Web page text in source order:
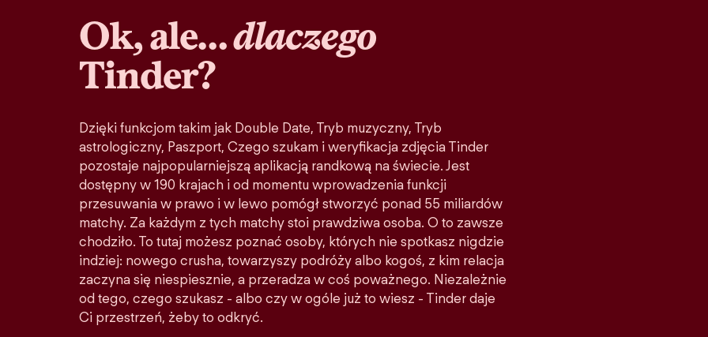
Ok, ale…dlaczego
Tinder?
Dzięki funkcjom takim jak Double Date, Tryb muzyczny, Tryb
astrologiczny, Paszport, Czego szukam i weryfikacja zdjęcia Tinder
pozostaje najpopularniejszą aplikacją randkową na świecie. Jest
dostępny w 190 krajach i od momentu wprowadzenia funkcji
przesuwania w prawo i w lewo pomógł stworzyć ponad 55 miliardów
matchy. Za każdym z tych matchy stoi prawdziwa osoba. O to zawsze
chodziło. To tutaj możesz poznać osoby, których nie spotkasz nigdzie
indziej: nowego crusha, towarzyszy podróży albo kogoś, z kim relacja
zaczyna się niespiesznie, a przeradza w coś poważnego. Niezależnie
od tego, czego szukasz - albo czy w ogóle już to wiesz - Tinder daje
Ci przestrzeń, żeby to odkryć.